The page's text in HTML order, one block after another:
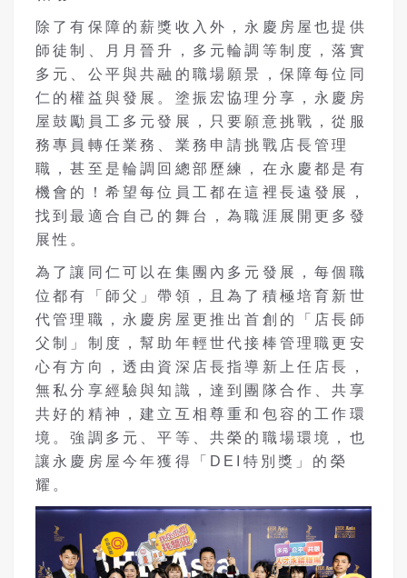
除了有保障的薪獎收入外，永慶房屋也提供
師徒制、月月晉升，多元輪調等制度，落實
多元、公平與共融的職場願景，保障每位同
仁的權益與發展。塗振宏協理分享，永慶房
屋鼓勵員工多元發展，只要願意挑戰，從服
務專員轉任業務、業務申請挑戰店長管理
職，甚至是輪調回總部歷練，在永慶都是有
機會的！希望每位員工都在這裡長遠發展，
找到最適合自己的舞台，為職涯展開更多發
展性。
為了讓同仁可以在集團內多元發展，每個職
位都有「師父」帶領，且為了積極培育新世
代管理職，永慶房屋更推出首創的「店長師
父制」制度，幫助年輕世代接棒管理職更安
心有方向，透由資深店長指導新上任店長，
無私分享經驗與知識，達到團隊合作、共享
共好的精神，建立互相尊重和包容的工作環
境。強調多元、平等、共榮的職場環境，也
讓永慶房屋今年獲得「DEI特別獎」的榮
耀。